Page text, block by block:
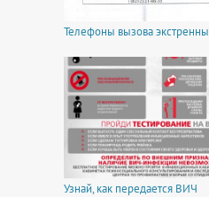
Телефоны вызова
Узнай, как передается ВИЧ